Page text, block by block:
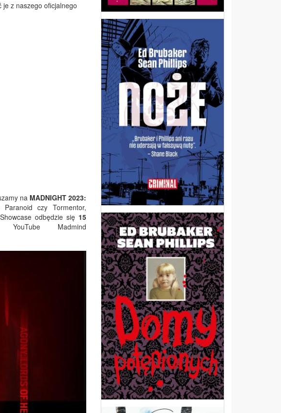
je z naszego oficjalnego
na MADNIGHT 2023:
czy Tormentor,
odbędzie się 15
Madmind